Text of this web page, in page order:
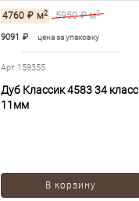
4760 ₽ м2 5950 ₽ м2
9091 ₽ цена за упаковку
Арт.159355
Дуб Классик 4583 34 класс
11мм
В корзину